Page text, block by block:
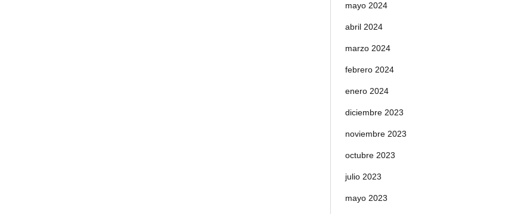
mayo 2024
abril 2024
marzo 2024
febrero 2024
enero 2024
diciembre 2023
noviembre 2023
octubre 2023
julio 2023
mayo 2023